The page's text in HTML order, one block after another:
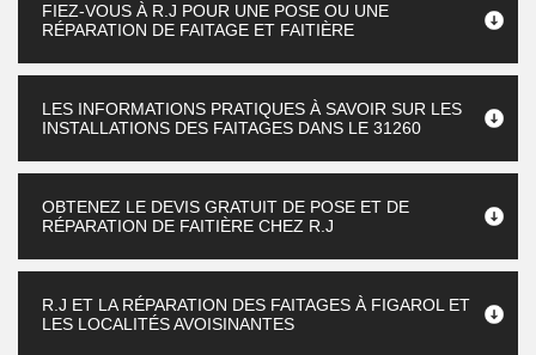
FIEZ-VOUS À R.J POUR UNE POSE OU UNE
RÉPARATION DE FAITAGE ET FAITIÈRE
LES INFORMATIONS PRATIQUES À SAVOIR SUR LES
INSTALLATIONS DES FAITAGES DANS LE 31260
OBTENEZ LE DEVIS GRATUIT DE POSE ET DE
RÉPARATION DE FAITIÈRE CHEZ R.J
R.J ET LA RÉPARATION DES FAITAGES À FIGAROL ET
LES LOCALITÉS AVOISINANTES